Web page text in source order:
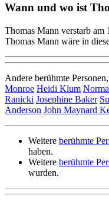
Wann und wo ist
Thomas Mann verstarb am
Thomas Mann wäre in
Andere berühmte
Monroe Heidi Klum
Ranicki Josephine Baker
Anderson John Maynard
Weitere berühmte
haben.
Weitere berühmte
wurden.